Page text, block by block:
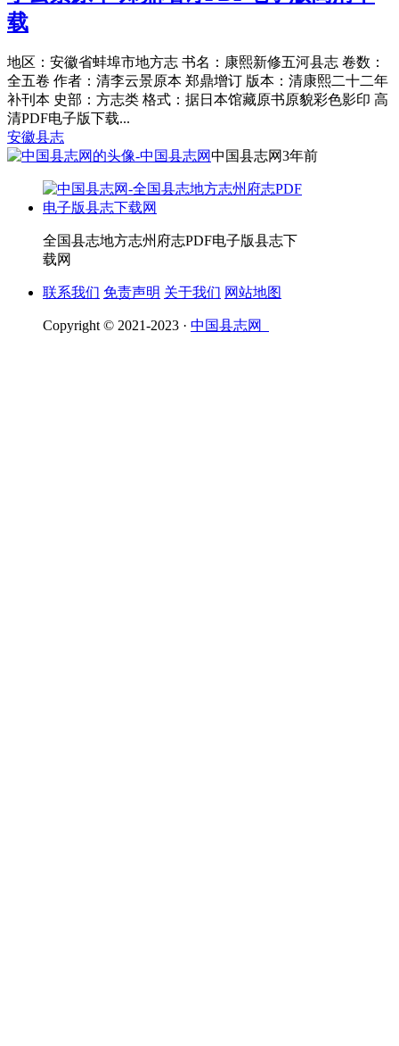
载
地区：安徽省蚌埠市地方志 书名：康熙新修五河县志 卷数：
全五卷 作者：清李云景原本 郑鼎增订 版本：清康熙二十二年
补刊本 史部：方志类 格式：据日本馆藏原书原貌彩色影印 高
清PDF电子版下载...
安徽县志
中国县志网3年前
全国县志地方志州府志PDF电子版县志下
载网
联系我们 免责声明 关于我们 网站地图
Copyright © 2021-2023 · 中国县志网